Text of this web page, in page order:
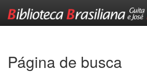
Página de busca